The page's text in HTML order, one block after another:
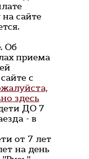
сайте
Об
приема
с
здесь
ДО 7
- в
от 7 лет
на день